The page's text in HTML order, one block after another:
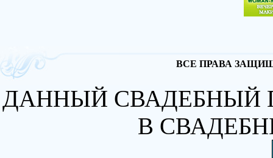
ВСЕ ПРАВА
ДАННЫЙ СВАДЕБНЫЙ
В